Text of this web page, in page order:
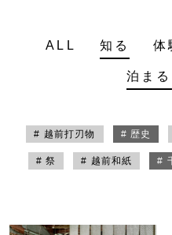
ALL 知る 体
泊まる
# 越前打刃物 # 歴史
# 祭 # 越前和紙 #